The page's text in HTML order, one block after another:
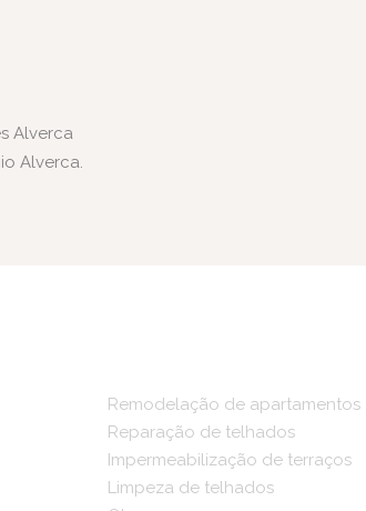
Alverca
Alverca.
Remodelação de apartamentos
Reparação de telhados
Impermeabilização de terraços
Limpeza de telhados